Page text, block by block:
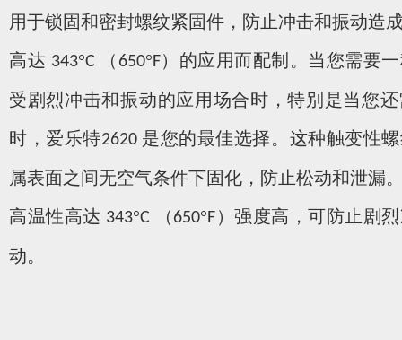
用于锁固和密封螺纹紧固件，防止冲击和振动造
高达 343°C （ 650°F）的应用而配制。 当您需要
受剧烈冲击和振动的应用场合时，特别是当您
时，爱乐特2620 是您的最佳选择。这种触变性
属表面之间无空气条件下固化，防止松动和泄漏
高温性高达 343°C （ 650°F ）强度高，可防止剧
动。